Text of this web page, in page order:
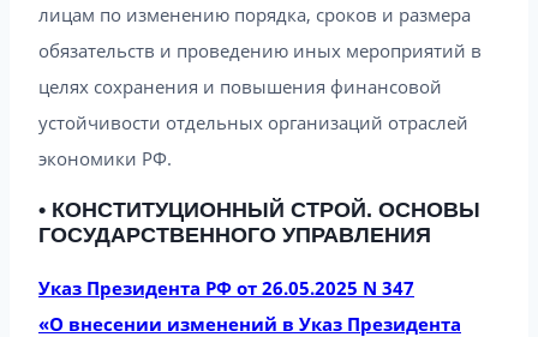
лицам по изменению порядка, сроков и размера
обязательств и проведению иных мероприятий в
целях сохранения и повышения финансовой
устойчивости отдельных организаций отраслей
экономики РФ.
• КОНСТИТУЦИОННЫЙ СТРОЙ. ОСНОВЫ
ГОСУДАРСТВЕННОГО УПРАВЛЕНИЯ
Указ Президента РФ от 26.05.2025 N 347
«О внесении изменений в Указ Президента